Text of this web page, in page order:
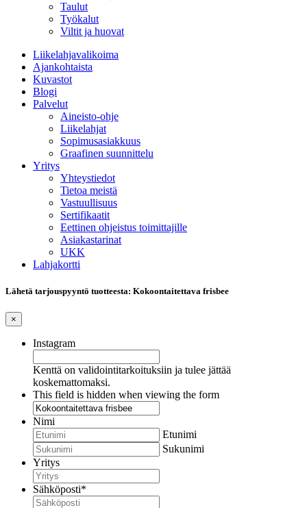
Taulut
Työkalut
Viltit ja huovat
Liikelahjavalikoima
Ajankohtaista
Kuvastot
Blogi
Palvelut
Aineisto-ohje
Liikelahjat
Sopimusasiakkuus
Graafinen suunnittelu
Yritys
Yhteystiedot
Tietoa meistä
Vastuullisuus
Sertifikaatit
Eettinen ohjeistus toimittajille
Asiakastarinat
UKK
Lahjakortti
Lähetä tarjouspyyntö tuotteesta: Kokoontaitettava frisbee
×
Instagram
Kenttä on validointitarkoituksiin ja tulee jättää
koskemattomaksi.
This field is hidden when viewing the form
Nimi
Etunimi
Sukunimi
Yritys
Sähköposti*